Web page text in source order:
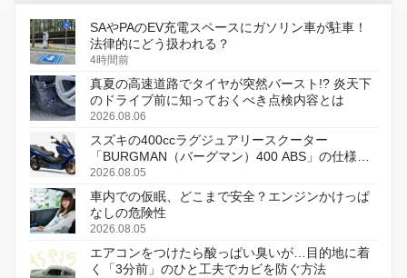
SAやPAのEV充電スペースにガソリン車が駐車！
法律的にどう扱われる？
4時間前
真夏の高速道路でタイヤが突然バースト!? 炎天下
のドライブ前に知っておくべき点検内容とは
2026.08.06
スズキの400ccラグジュアリースクーター
「BURGMAN（バーグマン）400 ABS」の仕様を
変更し、8月18日に発売
2026.08.05
車内での仮眠、どこまで安全？エンジンかけっぱ
なしの危険性
2026.08.05
エアコンをつけたら酸っぱい臭いが…目的地に着
く「3分前」のひと工夫でカビを防ぐ方法